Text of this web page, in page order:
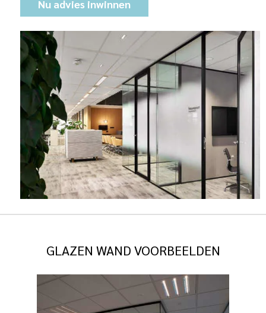
Nu advies inwinnen
GLAZEN WAND VOORBEELDEN